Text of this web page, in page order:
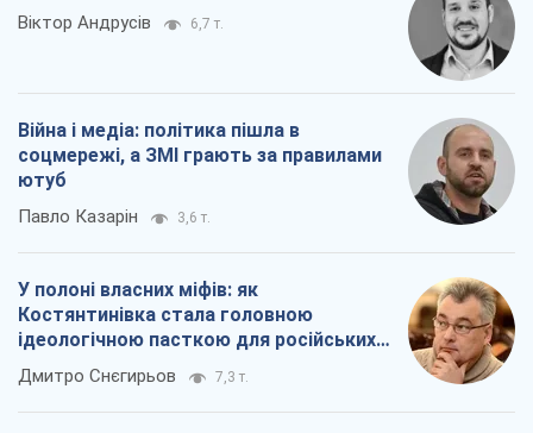
Віктор Андрусів 6,7 т.
Війна і медіа: політика пішла в
соцмережі, а ЗМІ грають за правилами
ютуб
Павло Казарін 3,6 т.
У полоні власних міфів: як
Костянтинівка стала головною
ідеологічною пасткою для російських
окупантів
Дмитро Снєгирьов 7,3 т.